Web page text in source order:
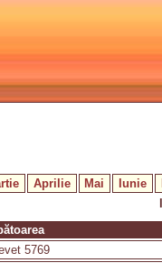
Aprilie Mai Iunie
5769